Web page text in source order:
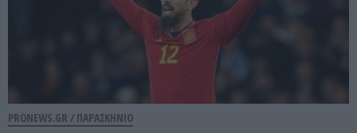
PRONEWS.GR / ΠΑΡΑΣΚΗΝΙΟ